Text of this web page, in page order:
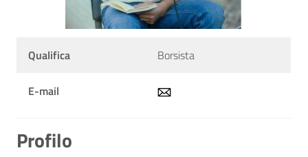
Qualifica Borsista
E-mail
Profilo